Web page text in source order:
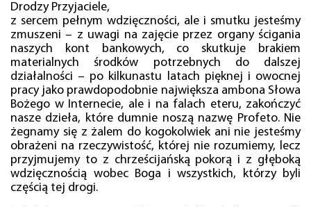
Drodzy Przyjaciele,
z sercem pełnym wdzięczności, ale i smutku jesteśmy
zmuszeni – z uwagi na zajęcie przez organy ścigania
naszych kont bankowych, co skutkuje brakiem
materialnych środków potrzebnych do dalszej
działalności – po kilkunastu latach pięknej i owocnej
pracy jako prawdopodobnie największa ambona Słowa
Bożego w Internecie, ale i na falach eteru, zakończyć
nasze dzieła, które dumnie noszą nazwę Profeto. Nie
żegnamy się z żalem do kogokolwiek ani nie jesteśmy
obrażeni na rzeczywistość, której nie rozumiemy, lecz
przyjmujemy to z chrześcijańską pokorą i z głęboką
wdzięcznością wobec Boga i wszystkich, którzy byli
częścią tej drogi.